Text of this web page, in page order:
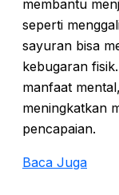
membantu
seperti
sayuran bisa
kebugaran
manfaat
meningkatkan
pencapaian.
Baca Juga